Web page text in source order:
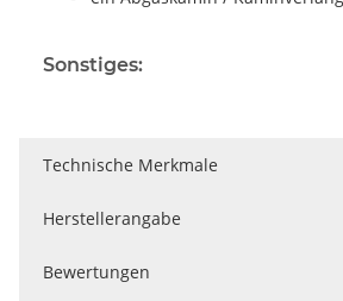
Sonstiges:
Technische Merkmale
Herstellerangabe
Bewertungen